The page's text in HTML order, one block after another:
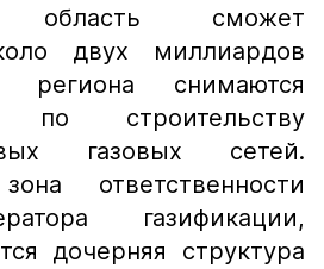
область сможет
двух миллиардов
снимаются
по строительству
газовых сетей.
ответственности
газификации,
дочерняя структура